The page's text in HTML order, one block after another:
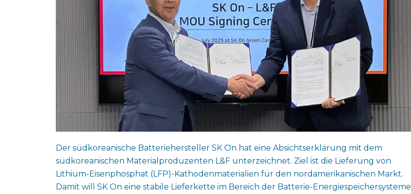
Der südkoreanische Batteriehersteller SK On hat eine Absichtserklärung mit dem
südkoreanischen Materialproduzenten L&F unterzeichnet. Ziel ist die Lieferung von
Lithium-Eisenphosphat (LFP)-Kathodenmaterialien für den nordamerikanischen Markt.
Damit will SK On eine stabile Lieferkette im Bereich der Batterie-Energiespeichersysteme